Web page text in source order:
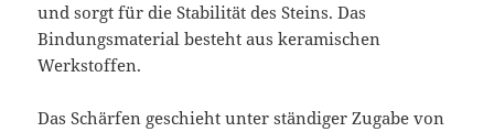
und sorgt für die Stabilität des Steins. Das
Bindungsmaterial besteht aus keramischen
Werkstoffen.
Das Schärfen geschieht unter ständiger Zugabe von